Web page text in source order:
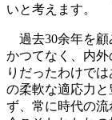
いと考えます。
過去30余年を顧
かつてなく、内
りだったわけで
の柔軟な適応力
ず、常に時代の流